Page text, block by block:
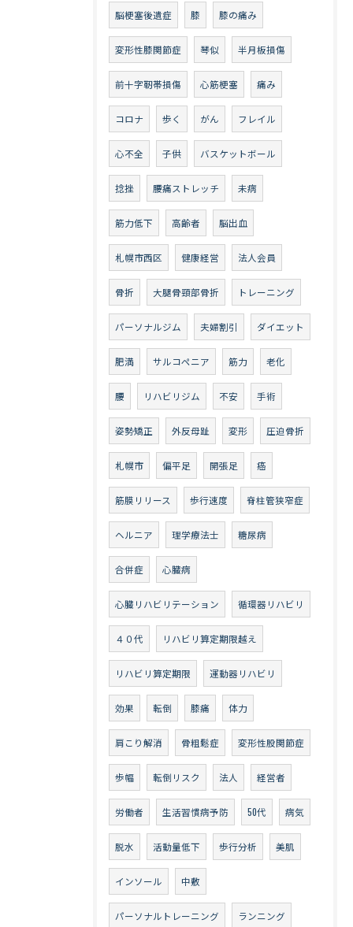
脳梗塞後遺症 膝 膝の痛み
変形性膝関節症 琴似 半月板損傷
前十字靭帯損傷 心筋梗塞 痛み
コロナ 歩く がん フレイル
心不全 子供 バスケットボール
捻挫 腰痛ストレッチ 未病
筋力低下 高齢者 脳出血
札幌市西区 健康経営 法人会員
骨折 大腿骨頸部骨折 トレーニング
パーソナルジム 夫婦割引 ダイエット
肥満 サルコペニア 筋力 老化
腰 リハビリジム 不安 手術
姿勢矯正 外反母趾 変形 圧迫骨折
札幌市 偏平足 開張足 癌
筋膜リリース 歩行速度 脊柱管狭窄症
ヘルニア 理学療法士 糖尿病
合併症 心臓病
心臓リハビリテーション 循環器リハビリ
４０代 リハビリ算定期限越え
リハビリ算定期限 運動器リハビリ
効果 転倒 膝痛 体力
肩こり解消 骨粗鬆症 変形性股関節症
歩幅 転倒リスク 法人 経営者
労働者 生活習慣病予防 50代 病気
脱水 活動量低下 歩行分析 美肌
インソール 中敷
パーソナルトレーニング ランニング